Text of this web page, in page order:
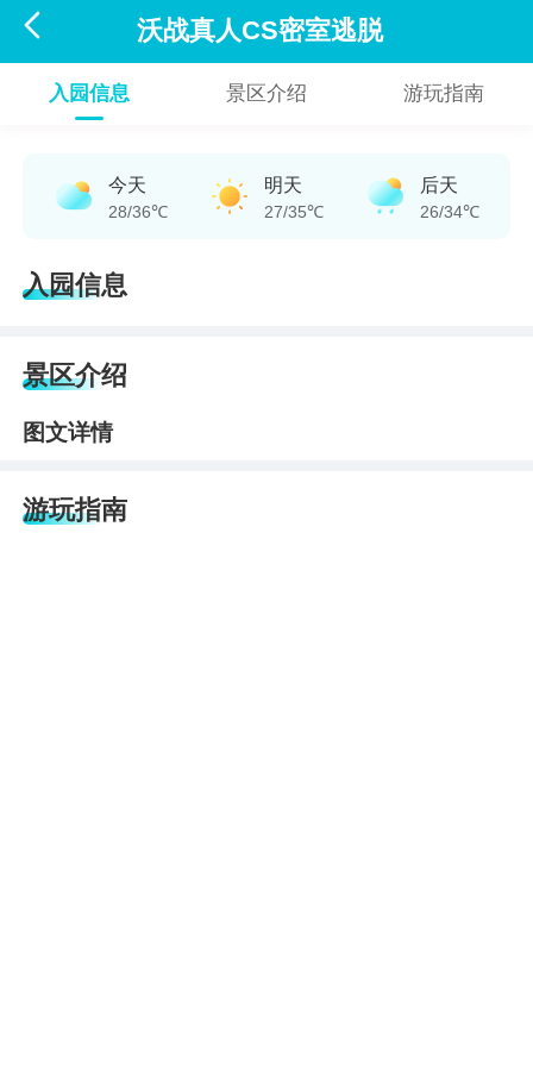
 沃战真人CS密室逃脱
入园信息 景区介绍 游玩指南
今天
28/36℃
明天
27/35℃
后天
26/34℃
入园信息
景区介绍
图文详情
游玩指南